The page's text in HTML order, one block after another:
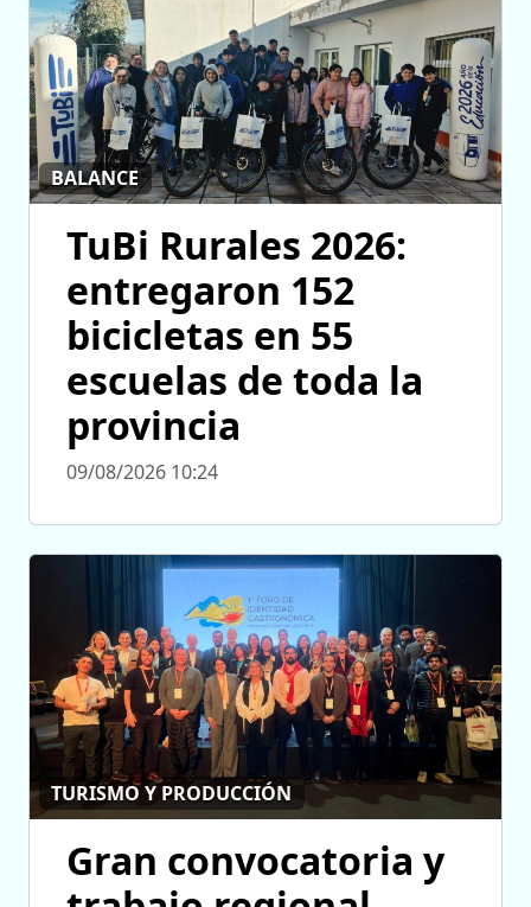
BALANCE
TuBi Rurales 2026:
entregaron 152
bicicletas en 55
escuelas de toda la
provincia
09/08/2026 10:24
TURISMO Y PRODUCCIÓN
Gran convocatoria y